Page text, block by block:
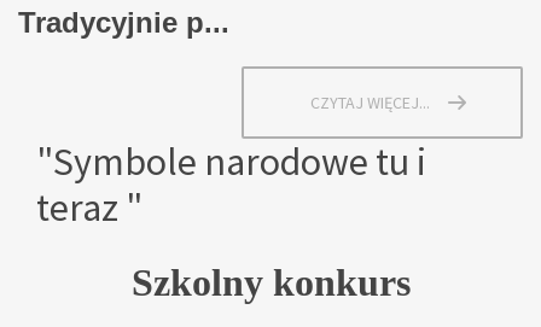
Tradycyjnie p...
CZYTAJ WIĘCEJ...
"Symbole narodowe tu i
teraz "
Szkolny konkurs